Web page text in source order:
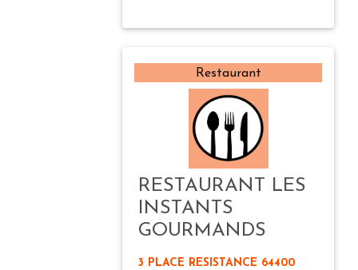
Restaurant
RESTAURANT LES
INSTANTS
GOURMANDS
3 PLACE RESISTANCE 64400